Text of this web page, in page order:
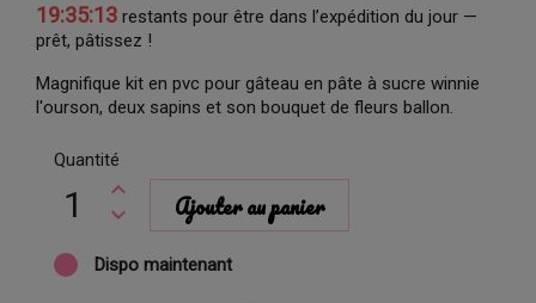
19:35:12 restants pour être dans l’expédition du jour —
prêt, pâtissez !
Magnifique kit en pvc pour gâteau en pâte à sucre winnie
l'ourson, deux sapins et son bouquet de fleurs ballon.
Quantité
Ajouter au panier
Dispo maintenant